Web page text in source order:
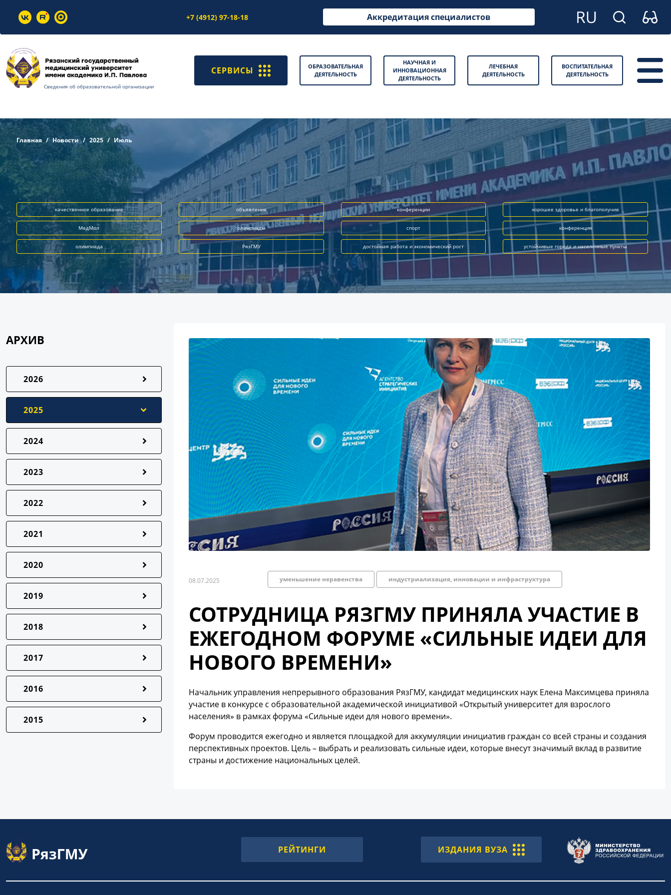
+7 (4912) 97-18-18 Аккредитация специалистов
Сведения об образовательной организации
СЕРВИСЫ
ОБРАЗОВАТЕЛЬНАЯ
ДЕЯТЕЛЬНОСТЬ
НАУЧНАЯ И
ИННОВАЦИОННАЯ
ДЕЯТЕЛЬНОСТЬ
ЛЕЧЕБНАЯ
ДЕЯТЕЛЬНОСТЬ
ВОСПИТАТЕЛЬНАЯ
ДЕЯТЕЛЬНОСТЬ
Главная Новости 2025 Июль
качественное образование объявление конференции хорошее здоровье и благополучие
МедМол олимпиады спорт конференция
олимпиада РязГМУ достойная работа и экономический рост устойчивые города и населённые пункты
АРХИВ
2026
2025
2024
2023
2022
2021
2020
2019
2018
2017
2016
2015
08.07.2025 уменьшение неравенства индустриализация, инновации и инфраструктура
СОТРУДНИЦА РЯЗГМУ ПРИНЯЛА УЧАСТИЕ В
ЕЖЕГОДНОМ ФОРУМЕ «СИЛЬНЫЕ ИДЕИ ДЛЯ
НОВОГО ВРЕМЕНИ»
Начальник управления непрерывного образования РязГМУ, кандидат медицинских наук Елена Максимцева приняла
участие в конкурсе с образовательной академической инициативой «Открытый университет для взрослого
населения» в рамках форума «Сильные идеи для нового времени».
Форум проводится ежегодно и является площадкой для аккумуляции инициатив граждан со всей страны и создания
перспективных проектов. Цель – выбрать и реализовать сильные идеи, которые внесут значимый вклад в развитие
страны и достижение национальных целей.
РЕЙТИНГИ ИЗДАНИЯ ВУЗА